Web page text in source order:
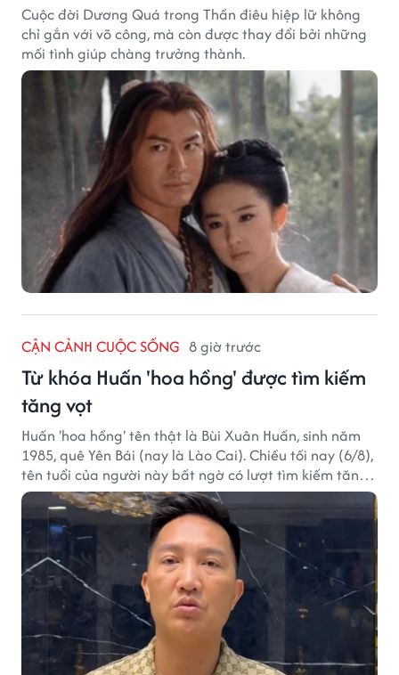
Cuộc đời Dương Quá trong Thần điêu hiệp lữ không
chỉ gắn với võ công, mà còn được thay đổi bởi những
mối tình giúp chàng trưởng thành.
CẬN CẢNH CUỘC SỐNG 8 giờ trước
Từ khóa Huấn 'hoa hồng' được tìm kiếm
tăng vọt
Huấn 'hoa hồng' tên thật là Bùi Xuân Huấn, sinh năm
1985, quê Yên Bái (nay là Lào Cai). Chiều tối nay (6/8),
tên tuổi của người này bất ngờ có lượt tìm kiếm tăng
vọt.